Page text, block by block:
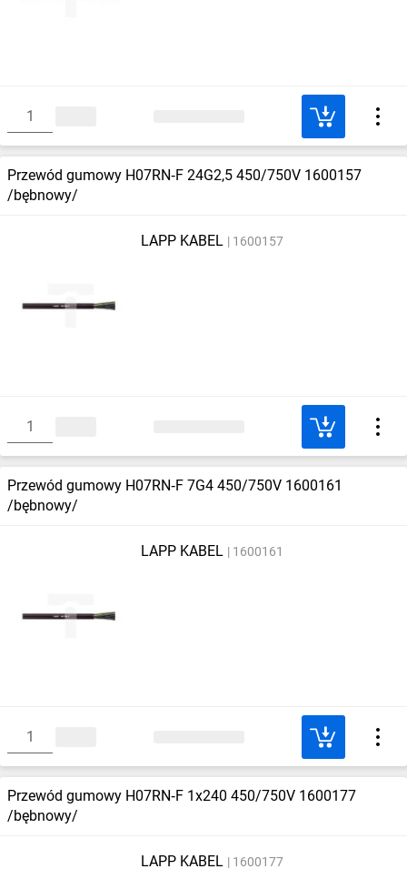
Przewód gumowy H07RN‑F 24G2,5 450/750V 1600157
/bębnowy/
LAPP KABEL 1600157
Przewód gumowy H07RN‑F 7G4 450/750V 1600161
/bębnowy/
LAPP KABEL 1600161
Przewód gumowy H07RN‑F 1x240 450/750V 1600177
/bębnowy/
LAPP KABEL 1600177